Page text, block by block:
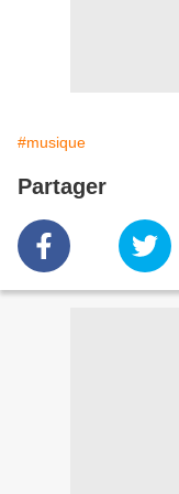
#musique
Partager